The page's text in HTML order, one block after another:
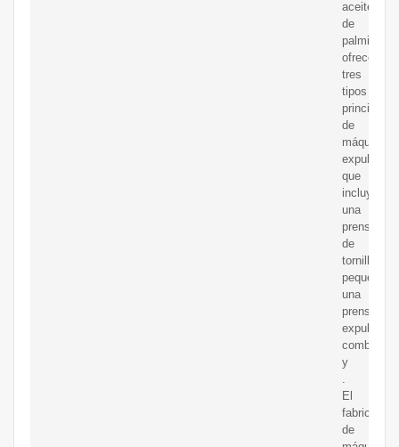
aceite
de
palmiste,
ofrecemos
tres
tipos
principales
de
máquinas
que
incluyen
una
prensa
de
tornillo
pequeña,
una
prensa
expulsora
combinada
y
El
fabricante
de